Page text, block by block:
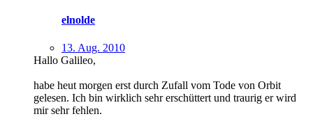
elnolde
13. Aug. 2010
Hallo Galileo,
habe heut morgen erst durch Zufall vom Tode von Orbit
gelesen. Ich bin wirklich sehr erschüttert und traurig er wird
mir sehr fehlen.